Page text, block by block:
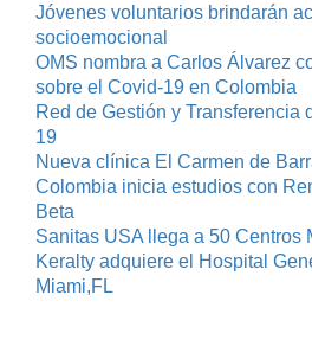
Jóvenes voluntarios brindarán
socioemocional
OMS nombra a Carlos Álvarez
sobre el Covid-19 en Colombia
Red de Gestión y Transferencia
19
Nueva clínica El Carmen de
Colombia inicia estudios con
Beta
Sanitas USA llega a 50 Centros
Keralty adquiere el Hospital
Miami,FL